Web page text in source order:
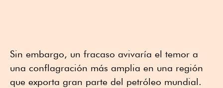
Sin embargo, un fracaso avivaría el temor a
una conflagración más amplia en una región
que exporta gran parte del petróleo mundial.